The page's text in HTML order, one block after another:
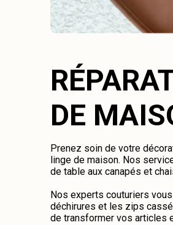
DE
Prenez soin de votre
linge de maison. Nos
de table aux canapés et
Nos experts couturiers
déchirures et les zips
de transformer vos articles